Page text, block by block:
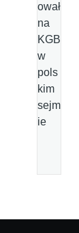
ował
na
KGB
w
pols
kim
sejm
ie